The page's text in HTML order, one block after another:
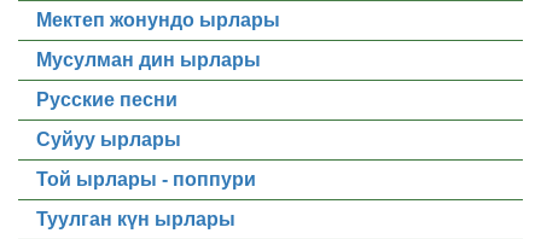
Мектеп жонундо ырлары
Мусулман дин ырлары
Русские песни
Суйуу ырлары
Той ырлары - поппури
Туулган күн ырлары